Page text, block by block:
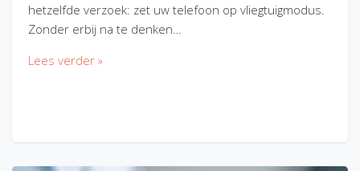
hetzelfde verzoek: zet uw telefoon op vliegtuigmodus.
Zonder erbij na te denken…
Lees verder »